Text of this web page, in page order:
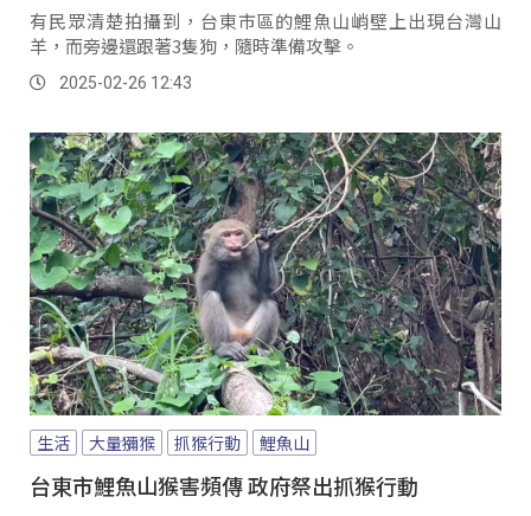
有民眾清楚拍攝到，台東市區的鯉魚山峭壁上出現台灣山
羊，而旁邊還跟著3隻狗，隨時準備攻擊。
2025-02-26 12:43
生活 大量獼猴 抓猴行動 鯉魚山
台東市鯉魚山猴害頻傳 政府祭出抓猴行動